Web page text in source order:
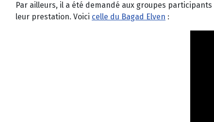
Par ailleurs, il a été demandé aux groupes
leur prestation. Voici celle du Bagad Elven :